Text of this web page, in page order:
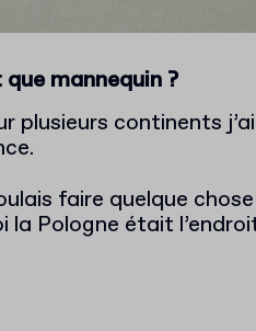
mannequin ?
plusieurs continents
faire quelque
Pologne était